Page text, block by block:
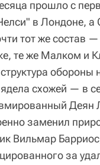
прошло с
в Лондоне, а
тот же состав
те же Малком и
обороны
схожей — в
Деян
заменил
Вильмар
за